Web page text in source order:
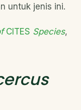
untuk jenis ini.
CITES Species,